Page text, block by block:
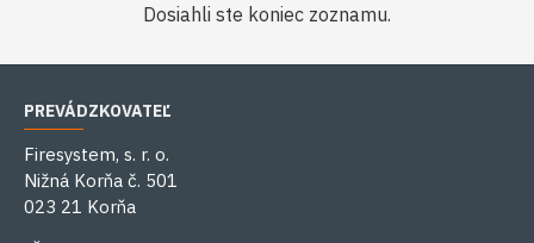
Dosiahli ste koniec zoznamu.
PREVÁDZKOVATEĽ
Firesystem, s. r. o.
Nižná Korňa č. 501
023 21 Korňa